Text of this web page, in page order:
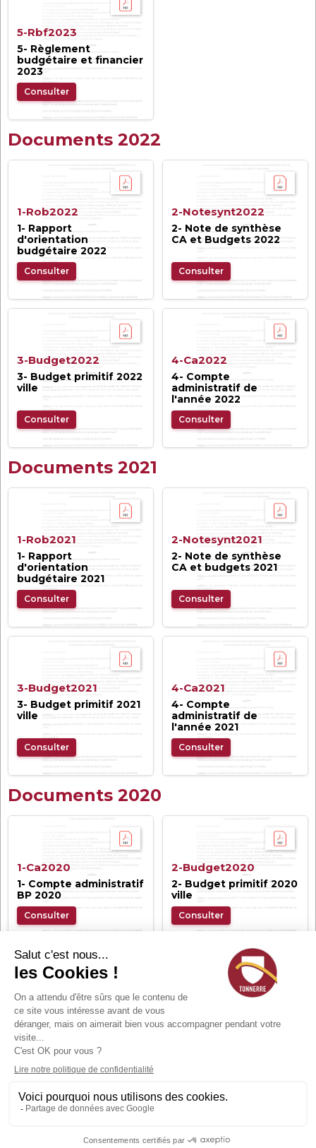
5-Rbf2023
5- Règlement
budgétaire et financier
2023
Consulter
Documents 2022
1-Rob2022
1- Rapport
d'orientation
budgétaire 2022
Consulter
2-Notesynt2022
2- Note de synthèse
CA et Budgets 2022
Consulter
3-Budget2022
3- Budget primitif 2022
ville
Consulter
4-Ca2022
4- Compte
administratif de
l'année 2022
Consulter
Documents 2021
1-Rob2021
1- Rapport
d'orientation
budgétaire 2021
Consulter
2-Notesynt2021
2- Note de synthèse
CA et budgets 2021
Consulter
3-Budget2021
3- Budget primitif 2021
ville
Consulter
4-Ca2021
4- Compte
administratif de
l'année 2021
Consulter
Documents 2020
1-Ca2020
1- Compte administratif
BP 2020
Consulter
2-Budget2020
2- Budget primitif 2020
ville
Consulter
Documents 2019
3-Budget2019
1- Budget 2019
Consulter